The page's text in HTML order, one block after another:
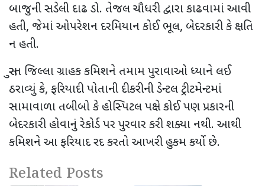
બાજુની સડેલી દાઢ ડો. તેજલ ચૌધરી દ્વારા કાઢવામાં આવી
હતી, જેમાં ઓપરેશન દરમિયાન કોઈ ભૂલ, બેદરકારી કે ક્ષતિ
ન હતી.
સુરત જિલ્લા ગ્રાહક કમિશને તમામ પુરાવાઓ ધ્યાને લઈ
ઠરાવ્યું કે, ફરિયાદી પોતાની દીકરીની ડેન્ટલ ટ્રીટમેન્ટમાં
સામાવાળા તબીબો કે હોસ્પિટલ પક્ષે કોઈ પણ પ્રકારની
બેદરકારી હોવાનું રેકોર્ડ પર પુરવાર કરી શક્યા નથી. આથી
કમિશને આ ફરિયાદ રદ કરતો આખરી હુકમ કર્યો છે.
Related Posts